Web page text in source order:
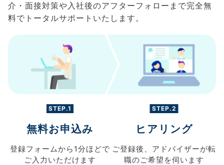
介・面接対策や入社後のアフターフォローまで完全無
料でトータルサポートいたします。
STEP.1
無料お申込み
登録フォームから 1分ほどで
ご入力 いただけます
STEP.2
ヒアリング
ご登録後、 アドバイザーが転
職のご希望を伺います